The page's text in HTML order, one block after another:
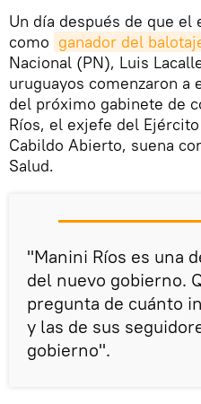
Un día después de que
como ganador del
Nacional (PN), Luis
uruguayos comenzaron a
del próximo gabinete de
Ríos, el exjefe del
Cabildo Abierto, suena
Salud.
"Manini Ríos es una
del nuevo gobierno.
pregunta de cuánto
y las de sus
gobierno".